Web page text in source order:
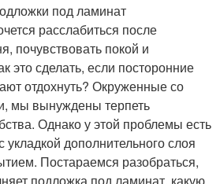
под ламинат
расслабиться после
почувствовать покой и
это сделать, если посторонние
отдохнуть? Окруженные со
мы вынуждены терпеть
Однако у этой проблемы есть
дополнительного слоя
Постараемся разобраться,
подложка под ламинат, какую